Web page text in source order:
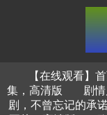
【在线观看】
集，高清版
剧
剧，不曾忘记的承